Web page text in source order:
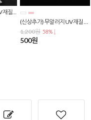
큐빅 포인트 무알러지 UV재질 투명 실리콘 라블렛 피어싱 귀걸이 P-0012
(신상추가) 무알러지 UV재질 투명 실리콘 별존 스너그 이너컨츠 아웃컨츠 바벨 피어싱 P-0054
1,200원 58% ↓
500원